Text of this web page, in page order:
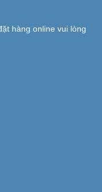
hàng online vui lòng